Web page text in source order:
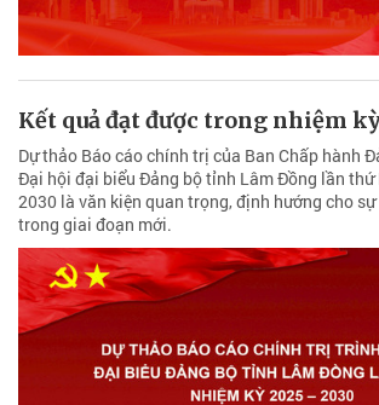
Kết quả đạt được trong nhiệm
Dự thảo Báo cáo chính trị của Ban Chấp hành
Đại hội đại biểu Đảng bộ tỉnh Lâm Đồng lần thứ
2030 là văn kiện quan trọng, định hướng cho
trong giai đoạn mới.